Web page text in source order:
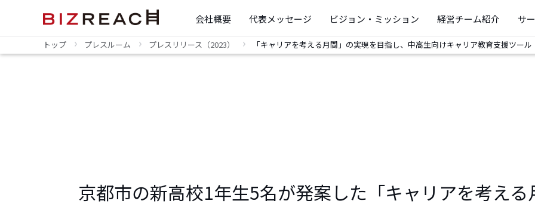
会社概要 代表メッセージ ビジョン・ミッション 経営チーム紹介 サ
トップ プレスルーム プレスリリース（2023） 「キャリアを考える月間」の実現を目指し、中高生向けキャリア教育支援ツー
京都市の新高校1年生5名が発案した「キャリアを考え